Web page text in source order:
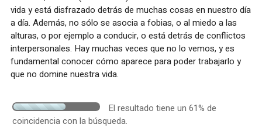
vida y está disfrazado detrás de muchas cosas en nuestro día
a día. Además, no sólo se asocia a fobias, o al miedo a las
alturas, o por ejemplo a conducir, o está detrás de conflictos
interpersonales. Hay muchas veces que no lo vemos, y es
fundamental conocer cómo aparece para poder trabajarlo y
que no domine nuestra vida.
El resultado tiene un 61% de
coincidencia con la búsqueda.